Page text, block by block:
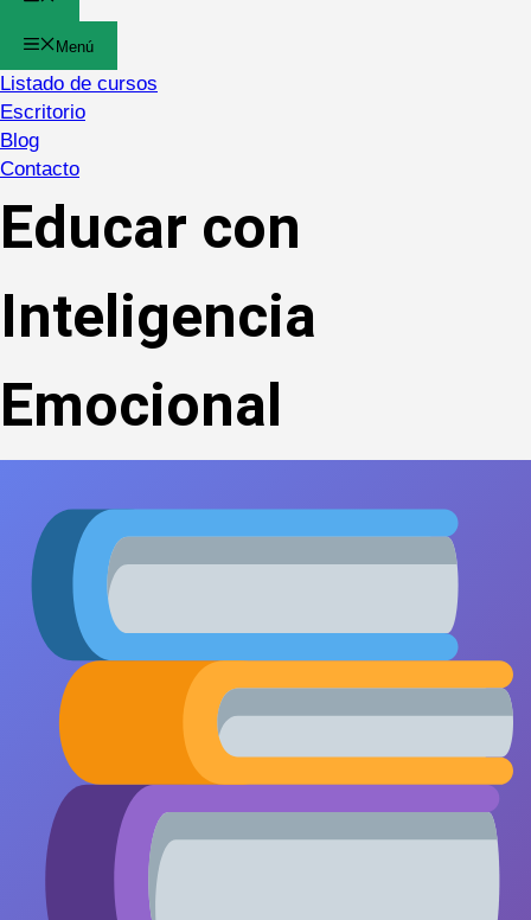
Menú
Listado de cursos
Escritorio
Blog
Contacto
Educar con
Inteligencia
Emocional